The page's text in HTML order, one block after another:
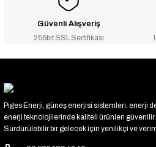
Güvenli Alışveriş
256bit SSL Sertifikası
Piges Enerji, güneş enerjisi sistemleri, enerji
enerji teknolojilerinde kaliteli ürünleri güvenilir
Sürdürülebilir bir gelecek için yenilikçi ve